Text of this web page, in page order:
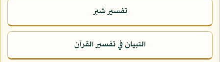
تفسير شبر
التبيان في تفسير القرآن